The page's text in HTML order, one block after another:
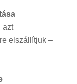
azt
elszállítjuk –